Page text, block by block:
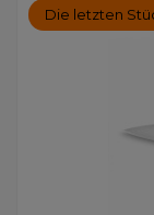
Die letzten